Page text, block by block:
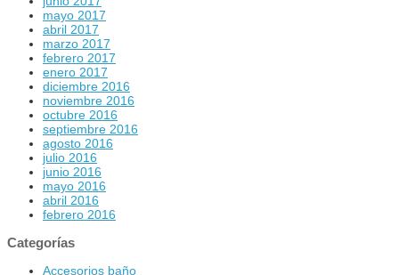
mayo 2017
abril 2017
marzo 2017
febrero 2017
enero 2017
diciembre 2016
noviembre 2016
octubre 2016
septiembre 2016
agosto 2016
julio 2016
junio 2016
mayo 2016
abril 2016
febrero 2016
Categorías
Accesorios baño